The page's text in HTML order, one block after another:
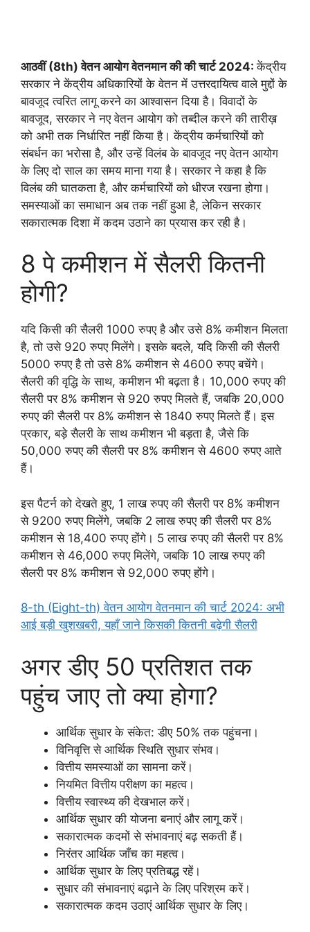
आठवीं (8th) वेतन आयोग वेतनमान की की चार्ट 2024:केंद्रीय
सरकार ने केंद्रीय अधिकारियों के वेतन में उत्तरदायित्व वाले मुद्दों के
बावजूद त्वरित लागू करने का आश्वासन दिया है। विवादों के
बावजूद, सरकार ने नए वेतन आयोग को तब्दील करने की तारीख़
को अभी तक निर्धारित नहीं किया है। केंद्रीय कर्मचारियों को
संबर्धन का भरोसा है, और उन्हें विलंब के बावजूद नए वेतन आयोग
के लिए दो साल का समय माना गया है। सरकार ने कहा है कि
विलंब की घातकता है, और कर्मचारियों को धीरज रखना होगा।
समस्याओं का समाधान अब तक नहीं हुआ है, लेकिन सरकार
सकारात्मक दिशा में कदम उठाने का प्रयास कर रही है।
8 पे कमीशन में सैलरी कितनी
होगी?
यदि किसी की सैलरी 1000 रुपए है और उसे 8% कमीशन मिलता
है, तो उसे 920 रुपए मिलेंगे। इसके बदले, यदि किसी की सैलरी
5000 रुपए है तो उसे 8% कमीशन से 4600 रुपए बचेंगे।
सैलरी की वृद्धि के साथ, कमीशन भी बढ़ता है। 10,000 रुपए की
सैलरी पर 8% कमीशन से 920 रुपए मिलते हैं, जबकि 20,000
रुपए की सैलरी पर 8% कमीशन से 1840 रुपए मिलते हैं। इस
प्रकार, बड़े सैलरी के साथ कमीशन भी बड़ता है, जैसे कि
50,000 रुपए की सैलरी पर 8% कमीशन से 4600 रुपए आते
हैं।
इस पैटर्न को देखते हुए, 1 लाख रुपए की सैलरी पर 8% कमीशन
से 9200 रुपए मिलेंगे, जबकि 2 लाख रुपए की सैलरी पर 8%
कमीशन से 18,400 रुपए होंगे। 5 लाख रुपए की सैलरी पर 8%
कमीशन से 46,000 रुपए मिलेंगे, जबकि 10 लाख रुपए की
सैलरी पर 8% कमीशन से 92,000 रुपए होंगे।
8-th (Eight-th) वेतन आयोग वेतनमान की चार्ट 2024: अभी
आई बड़ी खुशखबरी, यहाँ जाने किसकी कितनी बढ़ेगी सैलरी
अगर डीए 50 प्रतिशत तक
पहुंच जाए तो क्या होगा?
आर्थिक सुधार के संकेत: डीए 50% तक पहुंचना।
विनिवृत्ति से आर्थिक स्थिति सुधार संभव।
वित्तीय समस्याओं का सामना करें।
नियमित वित्तीय परीक्षण का महत्व।
वित्तीय स्वास्थ्य की देखभाल करें।
आर्थिक सुधार की योजना बनाएं और लागू करें।
सकारात्मक कदमों से संभावनाएं बढ़ सकती हैं।
निरंतर आर्थिक जाँच का महत्व।
आर्थिक सुधार के लिए प्रतिबद्ध रहें।
सुधार की संभावनाएं बढ़ाने के लिए परिश्रम करें।
सकारात्मक कदम उठाएं आर्थिक सुधार के लिए।